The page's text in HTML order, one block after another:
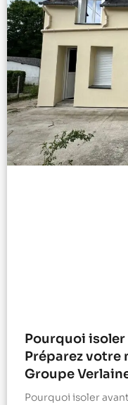
Pourquoi isoler
Préparez votre
Groupe
Pourquoi isoler